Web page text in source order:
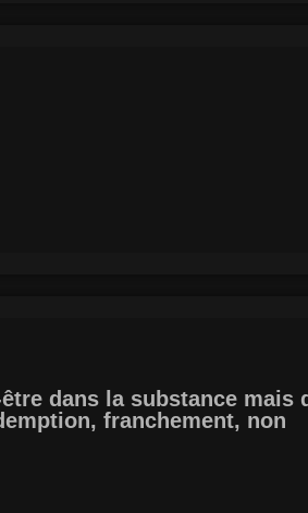
dans la substance mais
franchement, non